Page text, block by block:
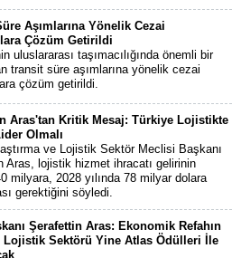
Aşımlarına Yönelik Cezai
Çözüm Getirildi
uluslararası taşımacılığında önemli bir
transit süre aşımlarına yönelik cezai
çözüm getirildi.
Aras'tan Kritik Mesaj: Türkiye Lojistikte
Olmalı
ve Lojistik Sektör Meclisi Başkanı
Aras, lojistik hizmet ihracatı gelirinin
milyara, 2028 yılında 78 milyar dolara
gerektiğini söyledi.
Şerafettin Aras: Ekonomik Refahın
Lojistik Sektörü Yine Atlas Ödülleri İle